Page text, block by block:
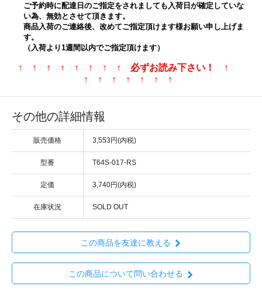
ご予約時に配達日のご指定をされましても入荷日が確定していな
い為、無効とさせて頂きます。
商品入荷のご連絡後、改めてご指定頂けます様お願い申し上げま
す。
（入荷より1週間以内でご指定頂けます）
↑ ↑ ↑ ↑ ↑ ↑ ↑ ↑ 必ずお読み下さい！ ↑
↑ ↑ ↑ ↑ ↑ ↑ ↑
その他の詳細情報
販売価格 3,553円(内税)
型番 T64S-017-RS
定価 3,740円(内税)
在庫状況 SOLD OUT
この商品を友達に教える
この商品について問い合わせる